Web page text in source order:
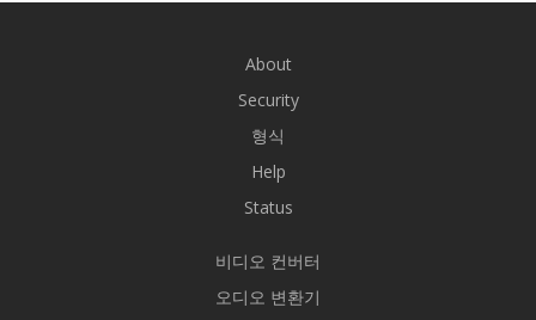
About
Security
형식
Help
Status
비디오 컨버터
오디오 변환기